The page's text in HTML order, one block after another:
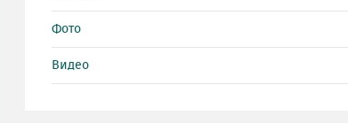
Фото
Видео